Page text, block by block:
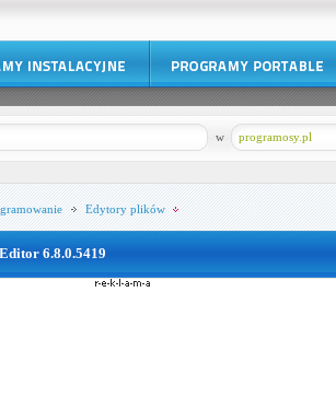
programosy.pl
w
Edytory plików
6.8.0.5419